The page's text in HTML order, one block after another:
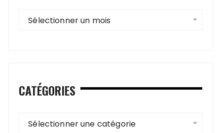
Archives
Sélectionner un mois
CATÉGORIES
Catégories
Sélectionner une catégorie